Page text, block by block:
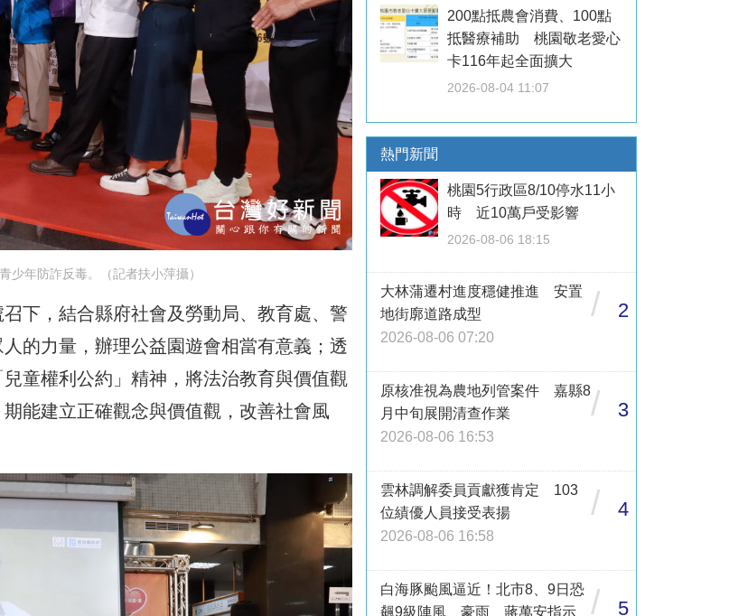
少年防詐反毒。（記者扶小萍攝）
下，結合縣府社會及勞動局、教育處、警
的力量，辦理公益園遊會相當有意義；透
童權利公約」精神，將法治教育與價值觀
能建立正確觀念與價值觀，改善社會風
200點抵農會消費、100點
抵醫療補助 桃園敬老愛心
卡116年起全面擴大
2026-08-04 11:07
熱門新聞
桃園5行政區8/10停水11小
時 近10萬戶受影響
2026-08-06 18:15
大林蒲遷村進度穩健推進 安置
地街廓道路成型
2026-08-06 07:20
/ 2
原核准視為農地列管案件 嘉縣8
月中旬展開清查作業
2026-08-06 16:53
/ 3
雲林調解委員貢獻獲肯定 103
位績優人員接受表揚
2026-08-06 16:58
/ 4
白海豚颱風逼近！北市8、9日恐
飆9級陣風、豪雨 蔣萬安指示
/ 5